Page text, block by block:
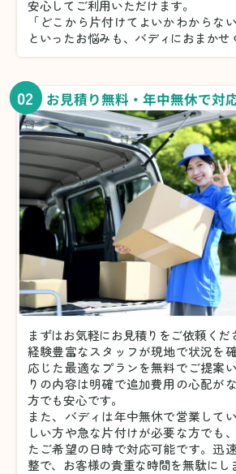
安心してご利用いただけます。
「どこから片付けてよいかわからな
といったお悩みも、バディにおまかせ
02 お見積り無料・年中無休で対
まずはお気軽にお見積りをご依頼くだ
経験豊富なスタッフが現地で状況を
応じた最適なプランを無料でご提案
りの内容は明確で追加費用の心配が
方でも安心です。
また、バディは年中無休で営業して
しい方や急な片付けが必要な方でも
たご希望の日時で対応可能です。迅
整で、お客様の貴重な時間を無駄にし